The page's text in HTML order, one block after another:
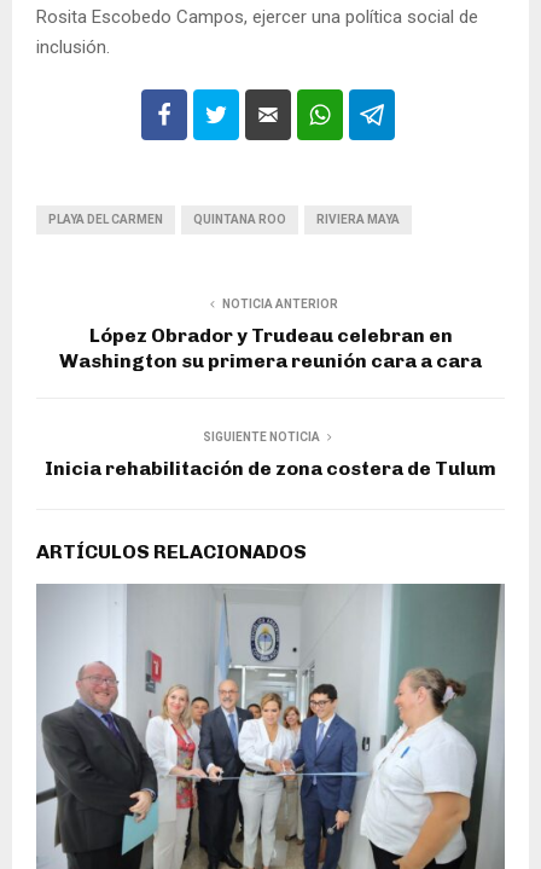
Rosita Escobedo Campos, ejercer una política social de
inclusión.
PLAYA DEL CARMEN QUINTANA ROO RIVIERA MAYA
NOTICIA ANTERIOR
López Obrador y Trudeau celebran en
Washington su primera reunión cara a cara
SIGUIENTE NOTICIA
Inicia rehabilitación de zona costera de Tulum
ARTÍCULOS RELACIONADOS